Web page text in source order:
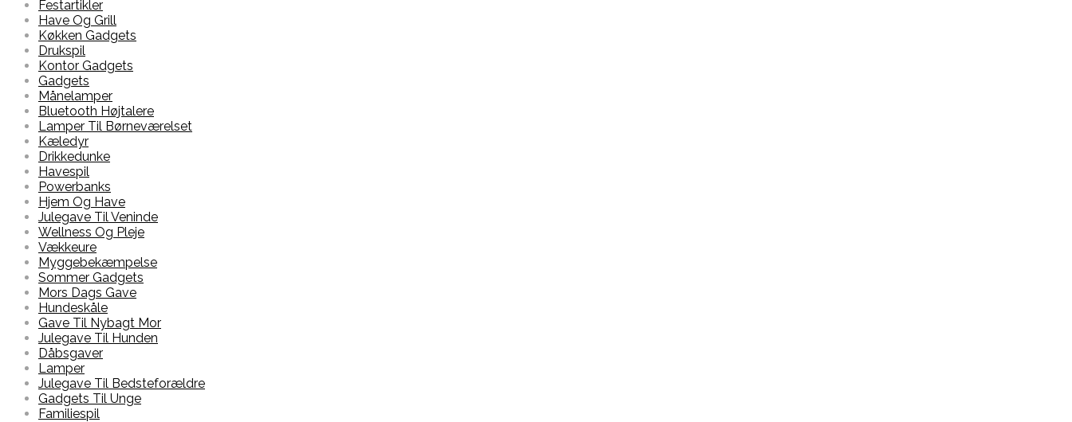
Festartikler
Have Og Grill
Køkken Gadgets
Drukspil
Kontor Gadgets
Gadgets
Månelamper
Bluetooth Højtalere
Lamper Til Børneværelset
Kæledyr
Drikkedunke
Havespil
Powerbanks
Hjem Og Have
Julegave Til Veninde
Wellness Og Pleje
Vækkeure
Myggebekæmpelse
Sommer Gadgets
Mors Dags Gave
Hundeskåle
Gave Til Nybagt Mor
Julegave Til Hunden
Dåbsgaver
Lamper
Julegave Til Bedsteforældre
Gadgets Til Unge
Familiespil